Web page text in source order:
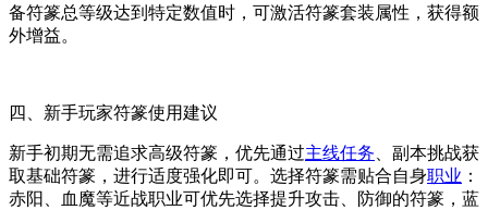
备符篆总等级达到特定数值时，可激活符篆套装属性，获得额
外增益。
四、新手玩家符篆使用建议
新手初期无需追求高级符篆，优先通过主线任务 、副本挑战获
取基础符篆，进行适度强化即可。选择符篆需贴合自身职业 ：
赤阳、血魔等近战职业可优先选择提升攻击、防御的符篆，蓝